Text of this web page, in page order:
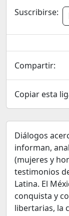
Suscribirse:
Compartir:
Copiar esta
Diálogos
informan,
(mujeres y
testimonios
Latina. El
conquista y
libertarias, la